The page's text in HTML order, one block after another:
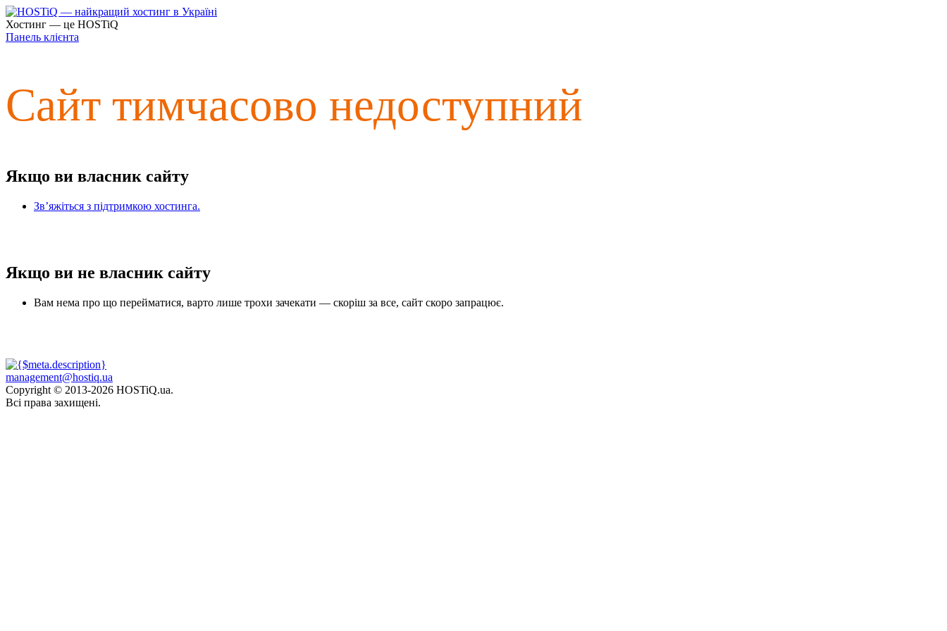
Хостинг — це HOSTiQ
Панель клієнта
Сайт тимчасово недоступний
Якщо ви власник сайту
Зв’яжіться з підтримкою хостинга.
Якщо ви не власник сайту
Вам нема про що перейматися, варто лише трохи зачекати — скоріш за все, сайт скоро запрацює.
management@hostiq.ua
Copyright © 2013-2026 HOSTiQ.ua.
Всі права захищені.